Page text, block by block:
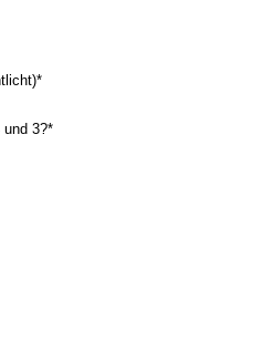
*
und 3?*